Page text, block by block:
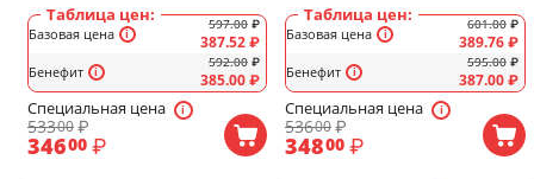
Таблица цен:
Базовая цена
Бенефит
597.00 ₽
387.52₽
592.00 ₽
385.00₽
Специальная цена
53300 ₽
34600 ₽
Таблица цен:
Базовая цена
Бенефит
601.00 ₽
389.76₽
595.00 ₽
387.00₽
Специальная цена
53600₽
34800 ₽